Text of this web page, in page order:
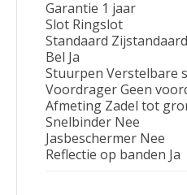
Garantie 1 jaar
Slot Ringslot
Standaard Zijstandaard
Bel Ja
Stuurpen Verstelbare
Voordrager Geen
Afmeting Zadel tot
Snelbinder Nee
Jasbeschermer Nee
Reflectie op banden Ja